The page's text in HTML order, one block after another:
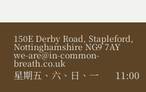
150E Derby Road, Stapleford,
Nottinghamshire NG9 7AY
we-are@in-common-
breath.co.uk
星期五、六、日、一
11:00